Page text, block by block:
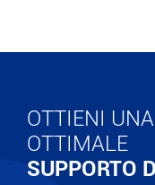
OTTIENI
OTTIMALE
SUPPORTO